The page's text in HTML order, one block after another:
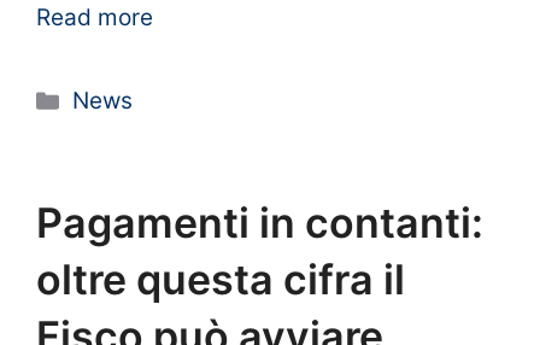
Read more
Categorie
News
Pagamenti in contanti:
oltre questa cifra il